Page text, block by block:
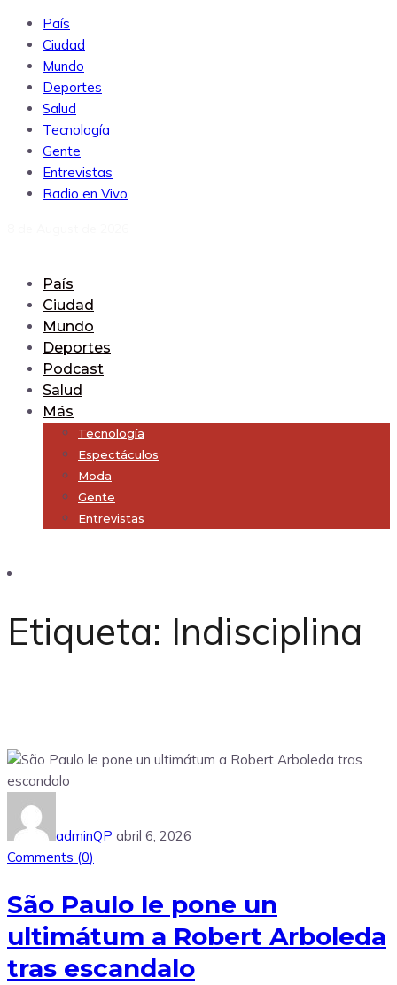
País
Ciudad
Mundo
Deportes
Salud
Tecnología
Gente
Entrevistas
Radio en Vivo
País
Ciudad
Mundo
Deportes
Podcast
Salud
Más
Tecnología
Espectáculos
Moda
Gente
Entrevistas
Etiqueta: Indisciplina
adminQP abril 6, 2026
Comments (0)
São Paulo le pone un
ultimátum a Robert Arboleda
tras escandalo